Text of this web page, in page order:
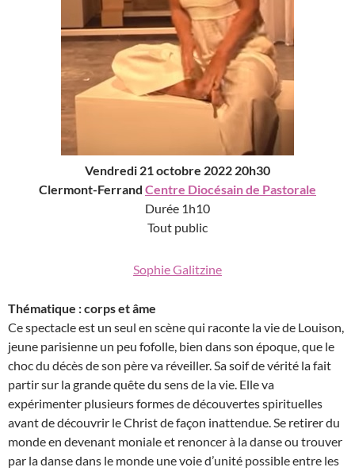
Vendredi 21 octobre 2022 20h30
Clermont-Ferrand Centre Diocésain de Pastorale
Durée 1h10
Tout public
Sophie Galitzine
Thématique : corps et âme
Ce spectacle est un seul en scène qui raconte la vie de Louison,
jeune parisienne un peu fofolle, bien dans son époque, que le
choc du décès de son père va réveiller. Sa soif de vérité la fait
partir sur la grande quête du sens de la vie. Elle va
expérimenter plusieurs formes de découvertes spirituelles
avant de découvrir le Christ de façon inattendue. Se retirer du
monde en devenant moniale et renoncer à la danse ou trouver
par la danse dans le monde une voie d’unité possible entre les